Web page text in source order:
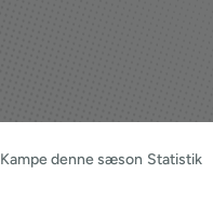
Kampe denne sæson Statistik